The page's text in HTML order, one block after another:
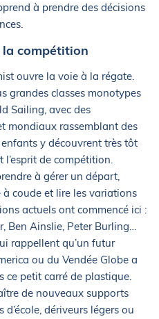
à prendre des décisions
la compétition
ouvre la voie à la régate.
grandes classes monotypes
Sailing, avec des
mondiaux rassemblant des
y découvrent très tôt
l’esprit de compétition.
à gérer un départ,
coude et lire les variations
actuels ont commencé ici :
Ben Ainslie, Peter Burling…
rappellent qu’un futur
ou du Vendée Globe a
ce petit carré de plastique.
de nouveaux supports
dériveurs légers ou